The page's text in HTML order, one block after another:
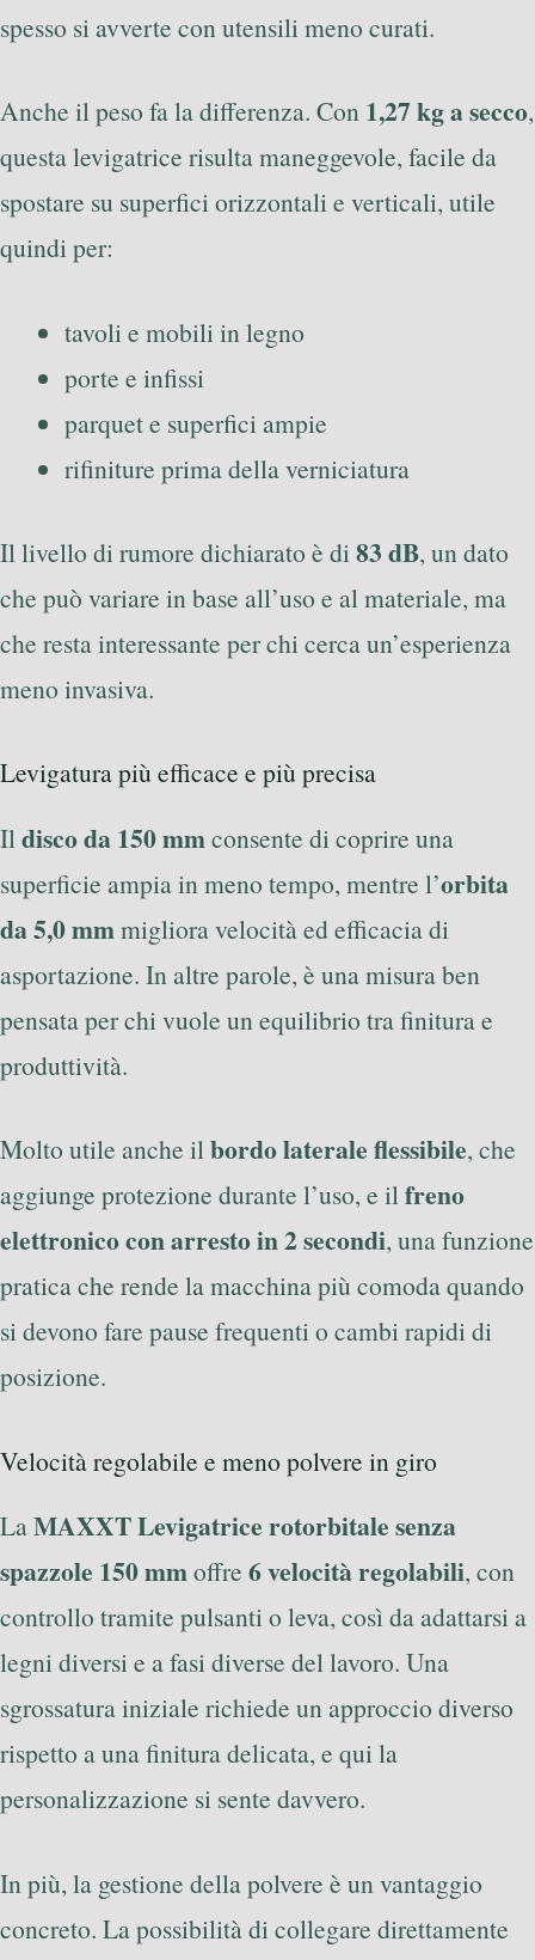
spesso si avverte con utensili meno curati.
Anche il peso fa la differenza. Con 1,27 kg a secco,
questa levigatrice risulta maneggevole, facile da
spostare su superfici orizzontali e verticali, utile
quindi per:
tavoli e mobili in legno
porte e infissi
parquet e superfici ampie
rifiniture prima della verniciatura
Il livello di rumore dichiarato è di83 dB, un dato
che può variare in base all’uso e al materiale, ma
che resta interessante per chi cerca un’esperienza
meno invasiva.
Levigatura più efficace e più precisa
Ildisco da 150 mmconsente di coprire una
superficie ampia in meno tempo, mentre l’orbita
da 5,0 mmmigliora velocità ed efficacia di
asportazione. In altre parole, è una misura ben
pensata per chi vuole un equilibrio tra finitura e
produttività.
Molto utile anche ilbordo laterale flessibile, che
aggiunge protezione durante l’uso, e ilfreno
elettronico con arresto in 2 secondi, una funzione
pratica che rende la macchina più comoda quando
si devono fare pause frequenti o cambi rapidi di
posizione.
Velocità regolabile e meno polvere in giro
LaMAXXT Levigatrice rotorbitale senza
spazzole 150 mmoffre 6 velocità regolabili, con
controllo tramite pulsanti o leva, così da adattarsi a
legni diversi e a fasi diverse del lavoro. Una
sgrossatura iniziale richiede un approccio diverso
rispetto a una finitura delicata, e qui la
personalizzazione si sente davvero.
In più, la gestione della polvere è un vantaggio
concreto. La possibilità di collegare direttamente